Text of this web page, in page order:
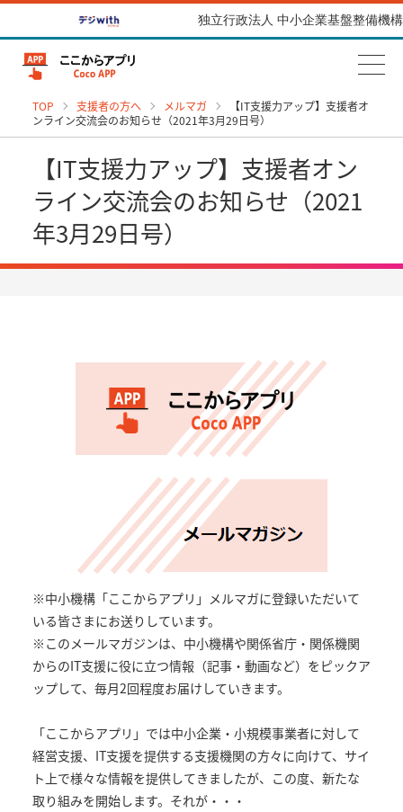
独立行政法人 中小企業基盤整備機構
TOP 支援者の方へ メルマガ
【IT支援力アップ】支援者オ
ンライン交流会のお知らせ（2021年3月29日号）
【IT支援力アップ】支援者オン
ライン交流会のお知らせ（2021
年3月29日号）
※中小機構「ここからアプリ」メルマガに登録いただいて
いる皆さまにお送りしています。
※このメールマガジンは、中小機構や関係省庁・関係機関
からのIT支援に役に立つ情報（記事・動画など）をピックア
ップして、毎月2回程度お届けしていきます。
「ここからアプリ」では中小企業・小規模事業者に対して
経営支援、IT支援を提供する支援機関の方々に向けて、サイ
ト上で様々な情報を提供してきましたが、この度、新たな
取り組みを開始します。それが・・・